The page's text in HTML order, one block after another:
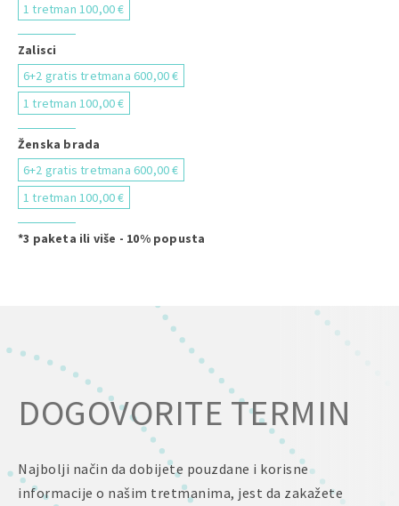
1 tretman 100,00 €
Zalisci
6+2 gratis tretmana 600,00 €
1 tretman 100,00 €
Ženska brada
6+2 gratis tretmana 600,00 €
1 tretman 100,00 €
*3 paketa ili više - 10% popusta
DOGOVORITE TERMIN
Najbolji način da dobijete pouzdane i korisne
informacije o našim tretmanima, jest da zakažete